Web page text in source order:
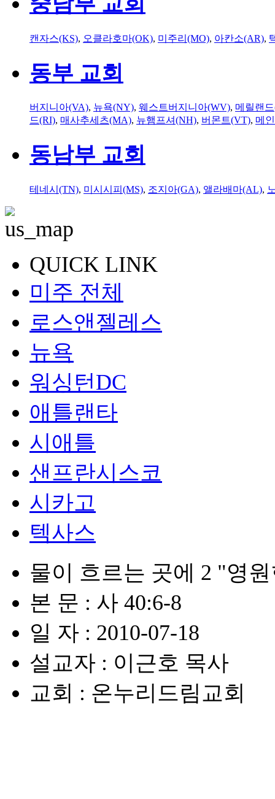
캔자스(KS), 오클라호마(OK), 미주리(MO), 아칸소(AR),
동부 교회
버지니아(VA), 뉴욕(NY), 웨스트버지니아(WV), 메릴랜
드(RI), 매사추세츠(MA), 뉴햄프셔(NH), 버몬트(VT), 메
동남부 교회
테네시(TN), 미시시피(MS), 조지아(GA), 앨라배마(AL),
QUICK LINK
미주 전체
로스앤젤레스
뉴욕
워싱턴DC
애틀랜타
시애틀
샌프란시스코
시카고
텍사스
물이 흐르는 곳에 2 "영
본 문 : 사 40:6-8
일 자 : 2010-07-18
설교자 : 이근호 목사
교회 : 온누리드림교회